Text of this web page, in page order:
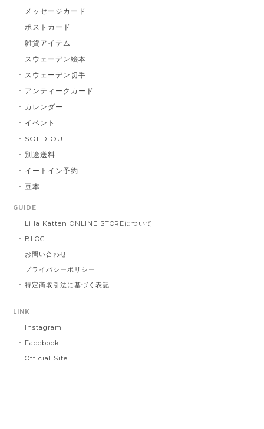
メッセージカード
ポストカード
雑貨アイテム
スウェーデン絵本
スウェーデン切手
アンティークカード
カレンダー
イベント
SOLD OUT
別途送料
イートイン予約
豆本
GUIDE
Lilla Katten ONLINE STOREについて
BLOG
お問い合わせ
プライバシーポリシー
特定商取引法に基づく表記
LINK
Instagram
Facebook
Official Site